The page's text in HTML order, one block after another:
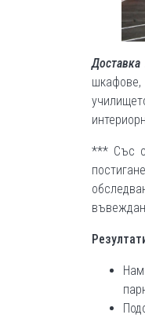
шкафове,
*** Със